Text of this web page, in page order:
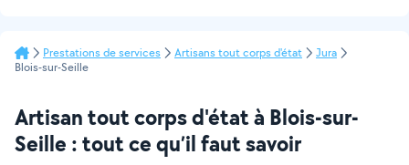
Prestations de services Artisans tout corps d'état
Jura
Blois-sur-Seille
Artisan tout corps d'état à Blois-sur-
Seille : tout ce qu’il faut savoir